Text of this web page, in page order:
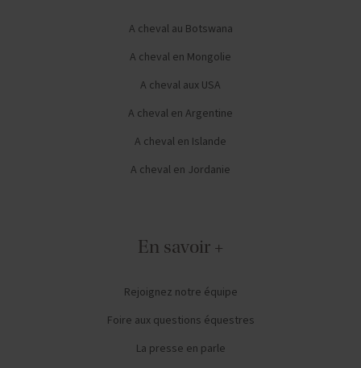
A cheval au Botswana
A cheval en Mongolie
A cheval aux USA
A cheval en Argentine
A cheval en Islande
A cheval en Jordanie
En savoir +
Rejoignez notre équipe
Foire aux questions équestres
La presse en parle